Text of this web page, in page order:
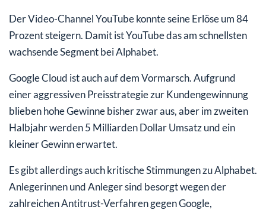
Der Video-Channel YouTube konnte seine Erlöse um 84
Prozent steigern. Damit ist YouTube das am schnellsten
wachsende Segment bei Alphabet.
Google Cloud ist auch auf dem Vormarsch. Aufgrund
einer aggressiven Preisstrategie zur Kundengewinnung
blieben hohe Gewinne bisher zwar aus, aber im zweiten
Halbjahr werden 5 Milliarden Dollar Umsatz und ein
kleiner Gewinn erwartet.
Es gibt allerdings auch kritische Stimmungen zu Alphabet.
Anlegerinnen und Anleger sind besorgt wegen der
zahlreichen Antitrust-Verfahren gegen Google,